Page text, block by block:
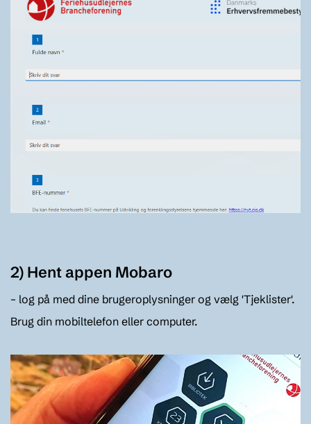
2) Hent appen Mobaro
– log på med dine brugeroplysninger og vælg 'Tjeklister'.
Brug din mobiltelefon eller computer.